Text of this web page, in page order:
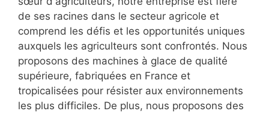
de ses racines dans le secteur agricole et
comprend les défis et les opportunités uniques
auxquels les agriculteurs sont confrontés. Nous
proposons des machines à glace de qualité
supérieure, fabriquées en France et
tropicalisées pour résister aux environnements
les plus difficiles. De plus, nous proposons des